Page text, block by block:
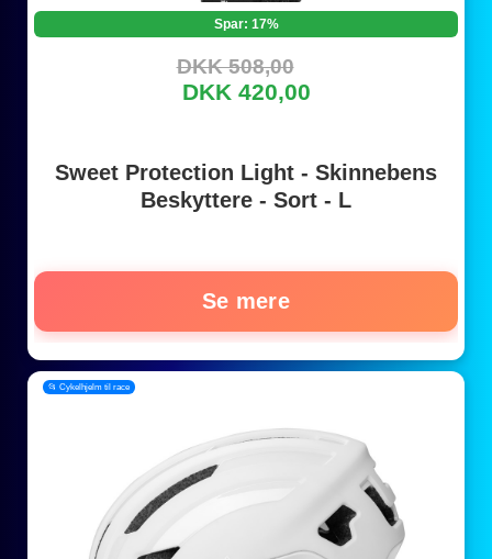
Spar: 17%
DKK 508,00
DKK 420,00
Sweet Protection Light - Skinnebens
Beskyttere - Sort - L
Se mere
📂 Cykelhjelm til race